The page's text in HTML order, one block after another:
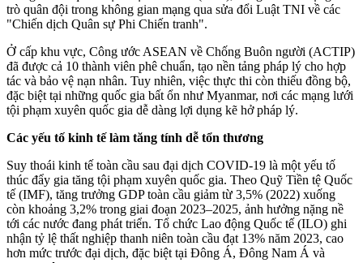
trò quân đội trong không gian mạng qua sửa đổi Luật TNI về các
"Chiến dịch Quân sự Phi Chiến tranh".
Ở cấp khu vực, Công ước ASEAN về Chống Buôn người (ACTIP)
đã được cả 10 thành viên phê chuẩn, tạo nền tảng pháp lý cho hợp
tác và bảo vệ nạn nhân. Tuy nhiên, việc thực thi còn thiếu đồng bộ,
đặc biệt tại những quốc gia bất ổn như Myanmar, nơi các mạng lưới
tội phạm xuyên quốc gia dễ dàng lợi dụng kẽ hở pháp lý.
Các yếu tố kinh tế làm tăng tính dễ tổn thương
Suy thoái kinh tế toàn cầu sau đại dịch COVID-19 là một yếu tố
thúc đẩy gia tăng tội phạm xuyên quốc gia. Theo Quỹ Tiền tệ Quốc
tế (IMF), tăng trưởng GDP toàn cầu giảm từ 3,5% (2022) xuống
còn khoảng 3,2% trong giai đoạn 2023–2025, ảnh hưởng nặng nề
tới các nước đang phát triển. Tổ chức Lao động Quốc tế (ILO) ghi
nhận tỷ lệ thất nghiệp thanh niên toàn cầu đạt 13% năm 2023, cao
hơn mức trước đại dịch, đặc biệt tại Đông Á, Đông Nam Á và